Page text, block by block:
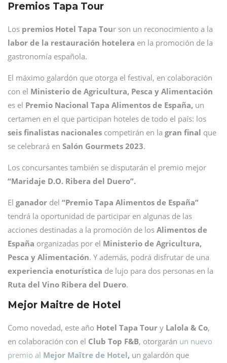
Premios Tapa Tour
Los premios Hotel Tapa Tour son un reconocimiento a la
labor de la restauración hotelera en la promoción de la
gastronomía española.
El máximo galardón que otorga el festival, en colaboración
con el Ministerio de Agricultura, Pesca y Alimentación
es el Premio Nacional Tapa Alimentos de España, un
certamen en el que participan hoteles de todo el país: los
seis finalistas nacionales competirán en la gran final que
se celebrará en Salón Gourmets 2023.
Los concursantes también se disputarán el premio mejor
“Maridaje D.O. Ribera del Duero”.
El ganador del “Premio Tapa Alimentos de España”
tendrá la oportunidad de participar en algunas de las
acciones destinadas a la promoción de los Alimentos de
España organizadas por el Ministerio de Agricultura,
Pesca y Alimentación. Y además, podrá disfrutar de una
experiencia enoturística de lujo para dos personas en la
Ruta del Vino Ribera del Duero.
Mejor Maitre de Hotel
Como novedad, este año Hotel Tapa Tour y Lalola & Co,
en colaboración con el Club Top F&B, otorgarán un nuevo
premio al Mejor Maître de Hotel, un galardón que